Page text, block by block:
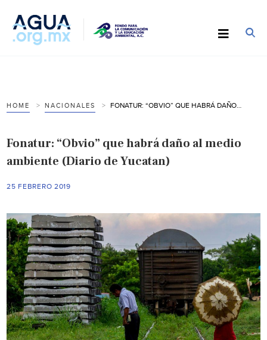
HOME NACIONALES
Fonatur: “Obvio” que habrá daño al medio
ambiente (Diario de Yucatan)
25 FEBRERO 2019